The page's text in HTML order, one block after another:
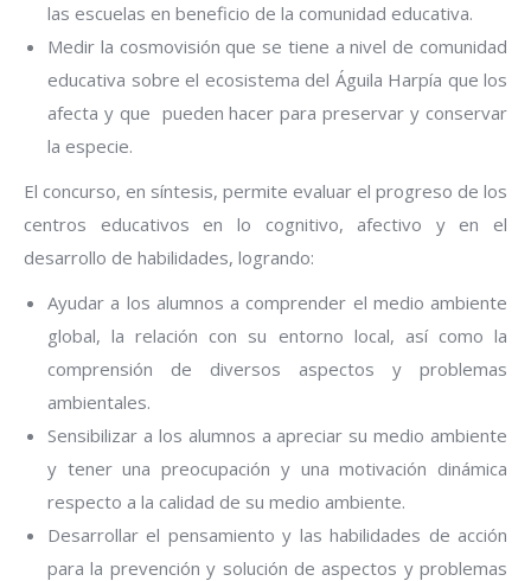
las escuelas en beneficio de la comunidad educativa.
Medir la cosmovisión que se tiene a nivel de comunidad
educativa sobre el ecosistema del Águila Harpía que los
afecta y que pueden hacer para preservar y conservar
la especie.
El concurso, en síntesis, permite evaluar el progreso de los
centros educativos en lo cognitivo, afectivo y en el
desarrollo de habilidades, logrando:
Ayudar a los alumnos a comprender el medio ambiente
global, la relación con su entorno local, así como la
comprensión de diversos aspectos y problemas
ambientales.
Sensibilizar a los alumnos a apreciar su medio ambiente
y tener una preocupación y una motivación dinámica
respecto a la calidad de su medio ambiente.
Desarrollar el pensamiento y las habilidades de acción
para la prevención y solución de aspectos y problemas